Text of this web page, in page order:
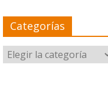
Categorías
Categorías